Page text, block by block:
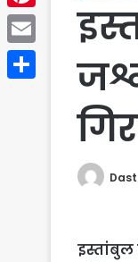
Pinterest
Email